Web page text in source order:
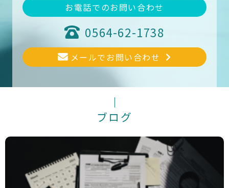
お電話でのお問い合わせ
0564-62-1738
メールでお問い合わせ
ブログ